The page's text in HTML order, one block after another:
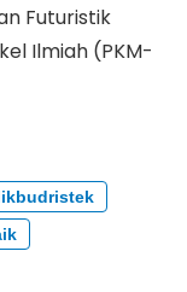
Futuristik
Ilmiah (PKM-